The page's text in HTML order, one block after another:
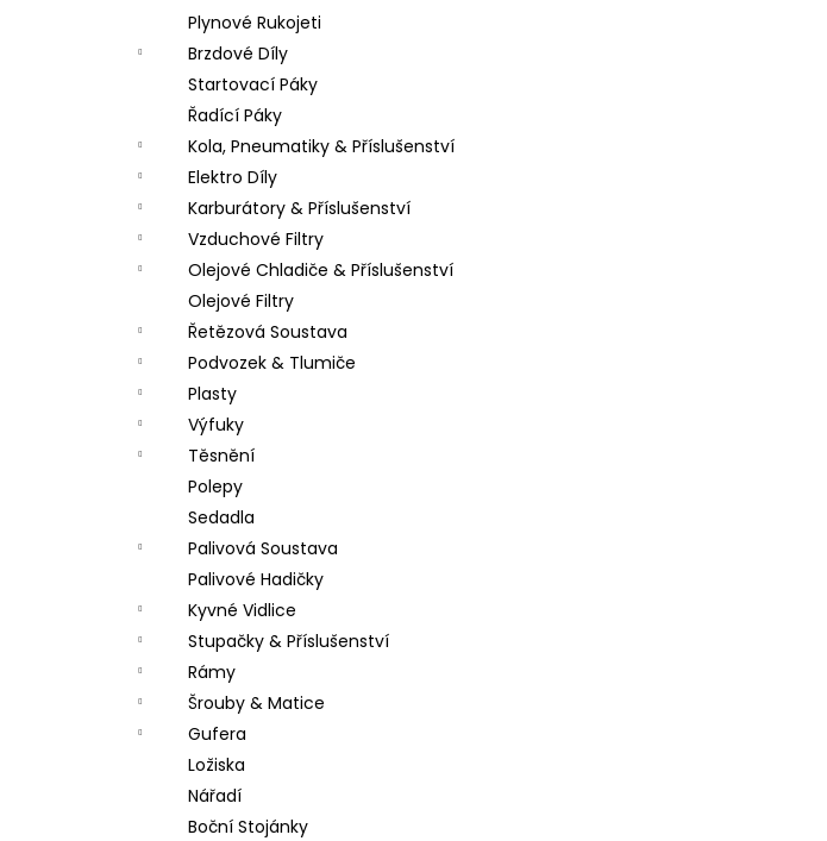
Plynové Rukojeti
Brzdové Díly
Startovací Páky
Řadící Páky
Kola, Pneumatiky & Příslušenství
Elektro Díly
Karburátory & Příslušenství
Vzduchové Filtry
Olejové Chladiče & Příslušenství
Olejové Filtry
Řetězová Soustava
Podvozek & Tlumiče
Plasty
Výfuky
Těsnění
Polepy
Sedadla
Palivová Soustava
Palivové Hadičky
Kyvné Vidlice
Stupačky & Příslušenství
Rámy
Šrouby & Matice
Gufera
Ložiska
Nářadí
Boční Stojánky